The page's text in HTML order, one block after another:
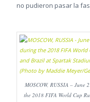
no pudieron pasar la
MOSCOW, RUSSIA –
the 2018 FIFA World Cup